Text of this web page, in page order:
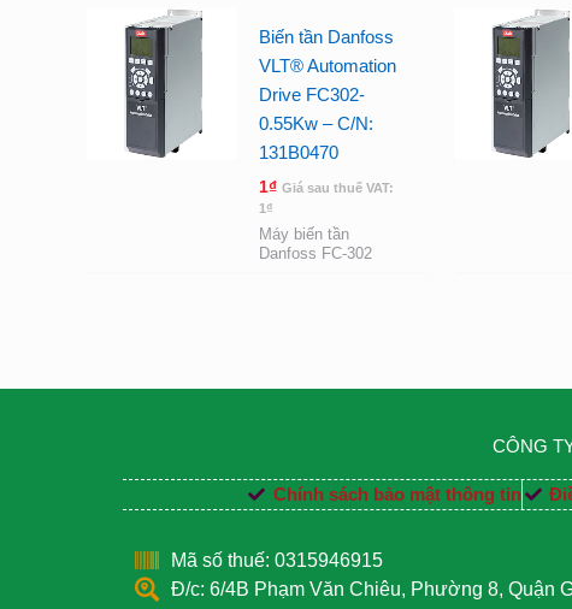
Biến tần Danfoss
VLT® Automation
Drive FC302-
0.55Kw – C/N:
131B0470
1₫ Giá sau thuế VAT:
1 ₫
Máy biến tần
Danfoss FC-302
CÔNG
Chính sách bảo mật thông tin
Mã số thuế: 0315946915
Đ/c: 6/4B Phạm Văn Chiêu, Phường 8, Quận